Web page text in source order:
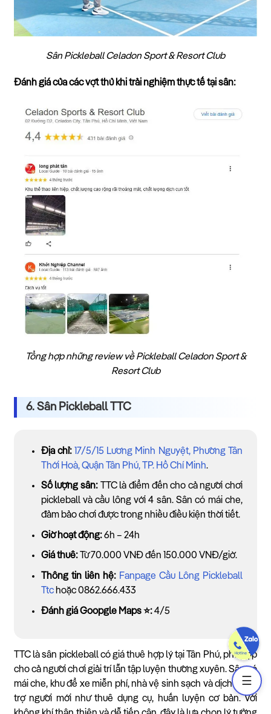
Sân Pickleball Celadon Sport & Resort Club
Đánh giá của các vợt thủ khi trải nghiệm thực tế tại sân:
Tổng hợp những review về Pickleball Celadon Sport &
Resort Club
6. Sân Pickleball TTC
Địa chỉ: 17/5/15 Lương Minh Nguyệt, Phường Tân
Thới Hoà, Quận Tân Phú, TP. Hồ Chí Minh.
Số lượng sân: TTC là điểm đến cho cả người chơi
pickleball và cầu lông với 4 sân. Sân có mái che,
đảm bảo chơi được trong nhiều điều kiện thời tiết.
Giờ hoạt động:6h – 24h
Giá thuê:Từ 70.000 VNĐ đến 150.000 VNĐ/giờ.
Thông tin liên hệ: Fanpage Cầu Lông Pickleball
Ttchoặc 0862.666.433
Đánh giá Goopgle Maps ⭐:4/5
TTC là sân pickleball có giá thuê hợp lý tại Tân Phú, phù hợp
cho cả người chơi giải trí lẫn tập luyện thường xuyên. Sân có
mái che, khu để xe miễn phí, nhà vệ sinh sạch và dịch vụ hỗ
trợ người mới như thuê dụng cụ, huấn luyện cơ bản. Với
☰